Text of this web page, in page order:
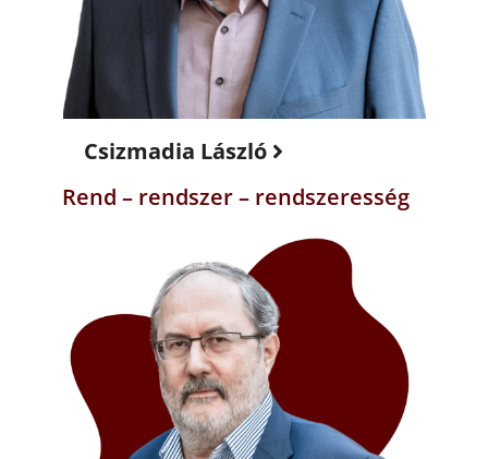
Csizmadia László
Rend – rendszer – rendszeresség